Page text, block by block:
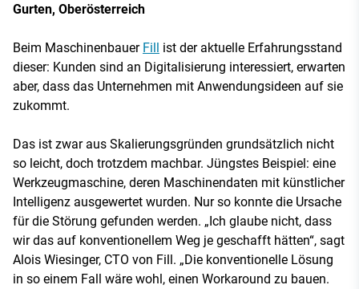
Gurten, Oberösterreich
Beim Maschinenbauer Fill ist der aktuelle Erfahrungsstand
dieser: Kunden sind an Digitalisierung interessiert, erwarten
aber, dass das Unternehmen mit Anwendungsideen auf sie
zukommt.
Das ist zwar aus Skalierungsgründen grundsätzlich nicht
so leicht, doch trotzdem machbar. Jüngstes Beispiel: eine
Werkzeugmaschine, deren Maschinendaten mit künstlicher
Intelligenz ausgewertet wurden. Nur so konnte die Ursache
für die Störung gefunden werden. „Ich glaube nicht, dass
wir das auf konventionellem Weg je geschafft hätten“, sagt
Alois Wiesinger, CTO von Fill. „Die konventionelle Lösung
in so einem Fall wäre wohl, einen Workaround zu bauen.